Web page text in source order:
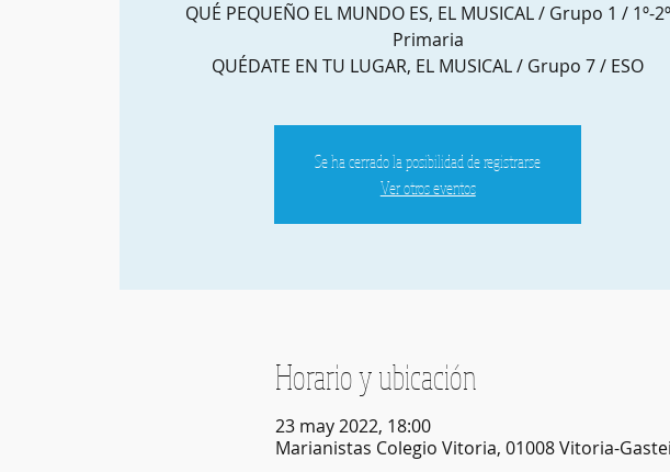
QUÉ PEQUEÑO EL MUNDO ES, EL MUSICAL / Grupo 1 / 1º-2º
Primaria
QUÉDATE EN TU LUGAR, EL MUSICAL / Grupo 7 / ESO
Se ha cerrado la posibilidad de registrarse
Ver otros eventos
Horario y ubicación
23 may 2022, 18:00
Marianistas Colegio Vitoria, 01008 Vitoria-